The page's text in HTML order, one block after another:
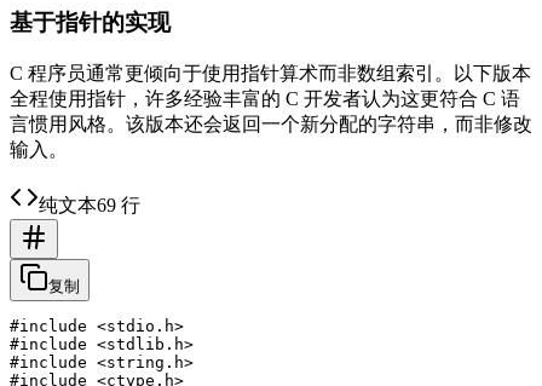
基于指针的实现
C 程序员通常更倾向于使用指针算术而非数组索引。以下版本
全程使用指针，许多经验丰富的 C 开发者认为这更符合 C 语
言惯用风格。该版本还会返回一个新分配的字符串，而非修改
输入。
纯文本69 行
复制
#include <stdio.h>
#include <stdlib.h>
#include <string.h>
#include <ctype.h>